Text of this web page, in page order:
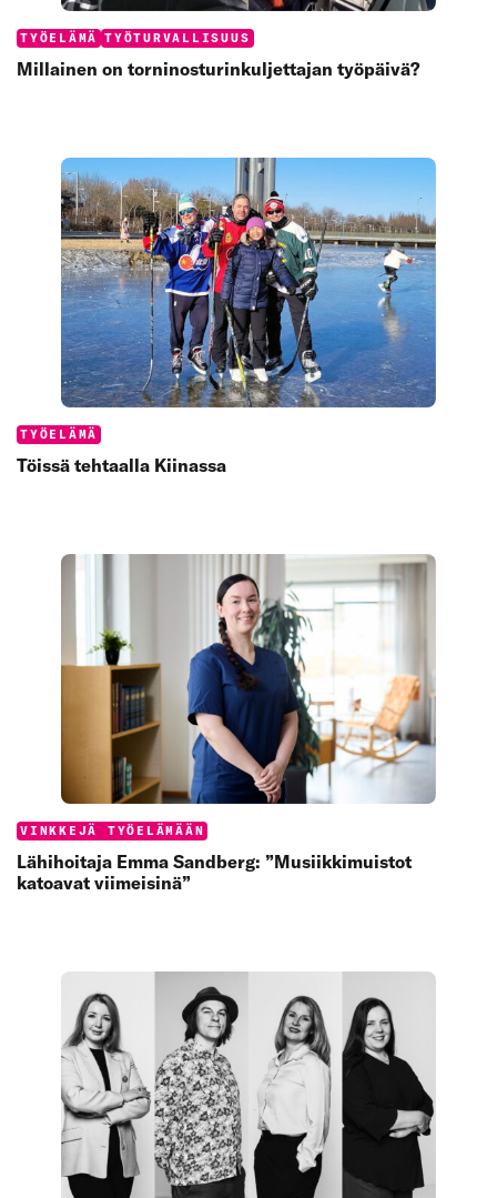
Categories:
TYÖELÄMÄ TYÖTURVALLISUUS
Millainen on torninosturinkuljettajan työpäivä?
Categories:
TYÖELÄMÄ
Töissä tehtaalla Kiinassa
Categories:
VINKKEJÄ TYÖELÄMÄÄN
Lähihoitaja Emma Sandberg: ”Musiikkimuistot
katoavat viimeisinä”